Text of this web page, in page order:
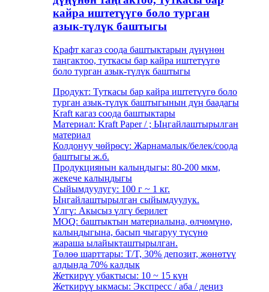
кайра иштетүүгө боло турган
азык-түлүк баштыгы
Крафт кагаз соода баштыктарын дүңүнөн
таңгактоо, туткасы бар кайра иштетүүгө
боло турган азык-түлүк баштыгы
Продукт: Туткасы бар кайра иштетүүгө боло
турган азык-түлүк баштыгынын дүң баадагы
Kraft кагаз соода баштыктары
Материал: Kraft Paper / ; Ыңгайлаштырылган
материал
Колдонуу чөйрөсү: Жарнамалык/белек/соода
баштыгы ж.б.
Продукциянын калыңдыгы: 80-200 мкм,
жекече калыңдыгы
Сыйымдуулугу: 100 г ~ 1 кг.
Ыңгайлаштырылган сыйымдуулук.
Үлгү: Акысыз үлгү берилет
MOQ: баштыктын материалына, өлчөмүнө,
калыңдыгына, басып чыгаруу түсүнө
жараша ылайыкташтырылган.
Төлөө шарттары: T/T, 30% депозит, жөнөтүү
алдында 70% калдык
Жеткирүү убактысы: 10 ~ 15 күн
Жеткирүү ыкмасы: Экспресс / аба / деңиз